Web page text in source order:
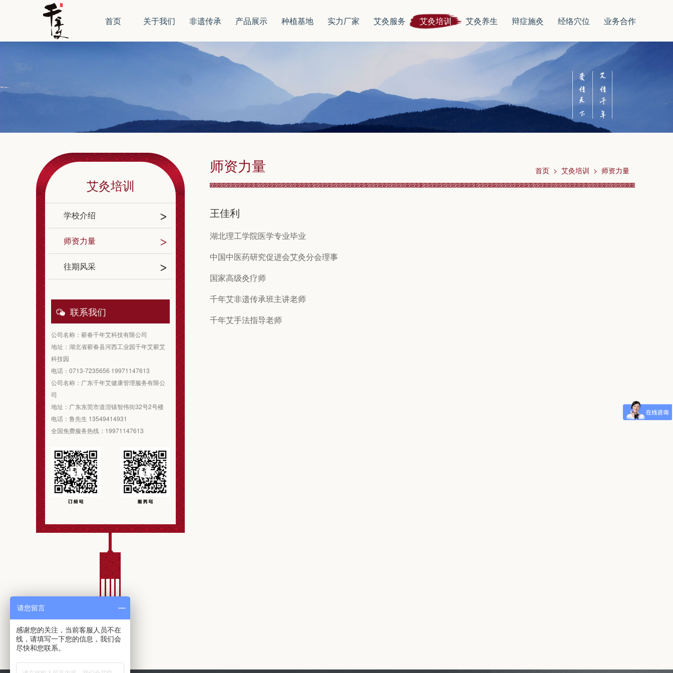
首页 关于我们 非遗传承 产品展示 种植基地 实力厂家 艾灸服务 艾灸培训 艾灸养生 辩症施灸 经络穴位 业务合作
艾灸培训
学校介绍
师资力量
往期风采
联系我们
公司名称：蕲春千年艾科技有限公司
地址：湖北省蕲春县河西工业园千年艾蕲艾
科技园
电话：0713-7235656 19971147613
公司名称：广东千年艾健康管理服务有限公
司
地址：广东东莞市道滘镇智伟街32号2号楼
电话：鲁先生 13549414931
全国免费服务热线：19971147613
师资力量 首页 > 艾灸培训 > 师资力量
王佳利
湖北理工学院医学专业毕业
中国中医药研究促进会艾灸分会理事
国家高级灸疗师
千年艾非遗传承班主讲老师
千年艾手法指导老师
请您留言
感谢您的关注，当前客服人员不在
线，请填写一下您的信息，我们会
尽快和您联系。